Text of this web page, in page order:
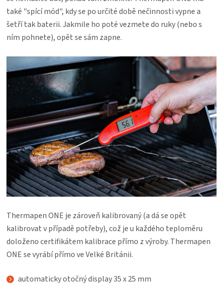
(CZK)
PŘIHLÁŠENÍ
také "spící mód", kdy se po určité době nečinnosti vypne a
šetří tak baterii. Jakmile ho poté vezmete do ruky (nebo s
ním pohnete), opět se sám zapne.
Thermapen ONE je zároveň kalibrovaný (a dá se opět
kalibrovat v případě potřeby), což je u každého teploměru
doloženo certifikátem kalibrace přímo z výroby. Thermapen
ONE se vyrábí přímo ve Velké Británii.
automaticky otočný display 35 x 25 mm